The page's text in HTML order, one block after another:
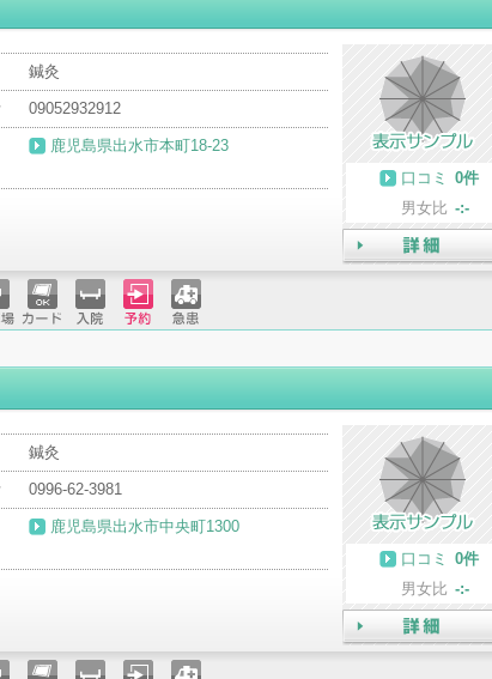
鍼灸
09052932912
鹿児島県出水市本町18-23
口コミ
0件
男女比 -:-
詳細
クレジ
ード
入院 予約 急患
鍼灸
0996-62-3981
鹿児島県出水市中央町1300
口コミ
0件
男女比 -:-
詳細